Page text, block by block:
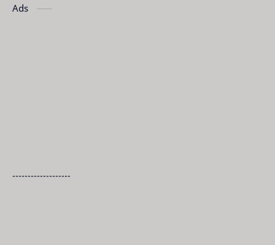
Ads
-------------------